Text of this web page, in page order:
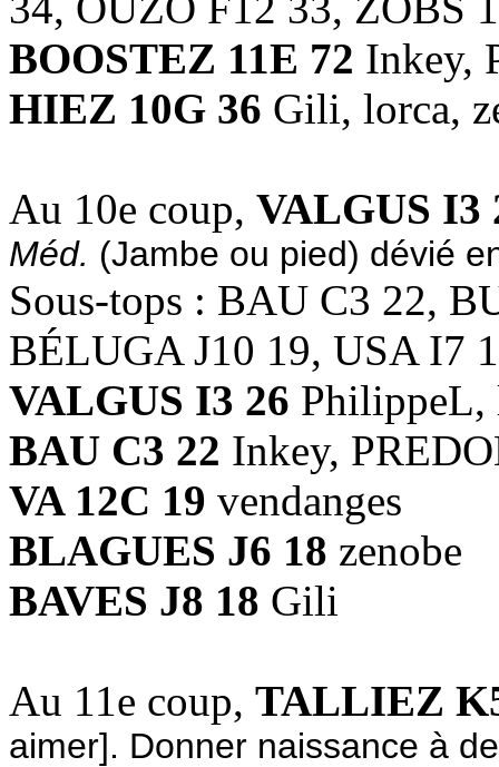
BOOSTEZ 11E 72 Inkey,
HIEZ 10G 36 Gili, lorca,
Au 10e coup, VALGUS I3
Méd. (Jambe ou pied) dévié
Sous-tops : BAU C3 22,
BÉLUGA J10 19, USA I7
VALGUS I3 26 PhilippeL,
BAU C3 22 Inkey,
VA 12C 19 vendanges
BLAGUES J6 18 zenobe
BAVES J8 18 Gili
Au 11e coup, TALLIEZ
aimer]. Donner naissance à